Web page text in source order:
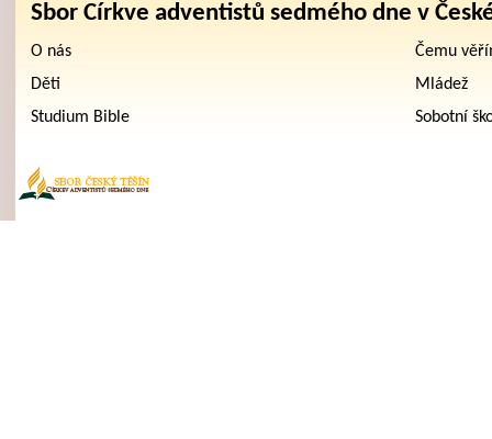
Sbor Církve adventistů sedmého dne v
O nás
Čemu
Děti
Mládež
Studium Bible
Sobotní